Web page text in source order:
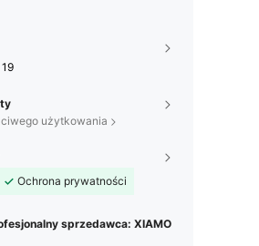
użytkowania
Ochrona prywatności
sprzedawca: XIAMO